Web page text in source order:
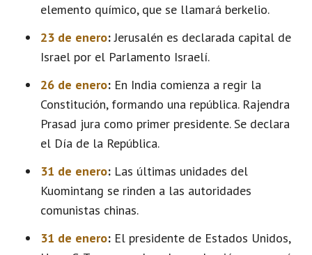
elemento químico, que se llamará berkelio.
23 de enero:Jerusalén es declarada capital de
Israel por el Parlamento Israelí.
26 de enero: En India comienza a regir la
Constitución, formando una república. Rajendra
Prasad jura como primer presidente. Se declara
el Día de la República.
31 de enero: Las últimas unidades del
Kuomintang se rinden a las autoridades
comunistas chinas.
31 de enero: El presidente de Estados Unidos,